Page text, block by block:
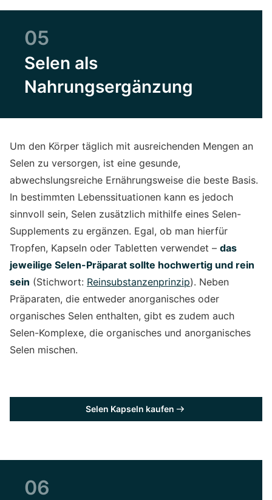
05
Selen als
Nahrungsergänzung
Um den Körper täglich mit ausreichenden Mengen an
Selen zu versorgen, ist eine gesunde,
abwechslungsreiche Ernährungsweise die beste Basis.
In bestimmten Lebenssituationen kann es jedoch
sinnvoll sein, Selen zusätzlich mithilfe eines Selen-
Supplements zu ergänzen. Egal, ob man hierfür
Tropfen, Kapseln oder Tabletten verwendet – das
jeweilige Selen-Präparat sollte hochwertig und rein
sein (Stichwort: Reinsubstanzenprinzip). Neben
Präparaten, die entweder anorganisches oder
organisches Selen enthalten, gibt es zudem auch
Selen-Komplexe, die organisches und anorganisches
Selen mischen.
Selen Kapseln kaufen
06